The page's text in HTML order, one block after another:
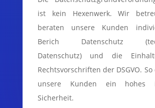
ist kein Hexenwerk. Wir
beraten unsere Kunden
Berich Datenschutz
Datenschutz) und die
Rechtsvorschriften der DSGVO.
unsere Kunden ein hohes
Sicherheit.